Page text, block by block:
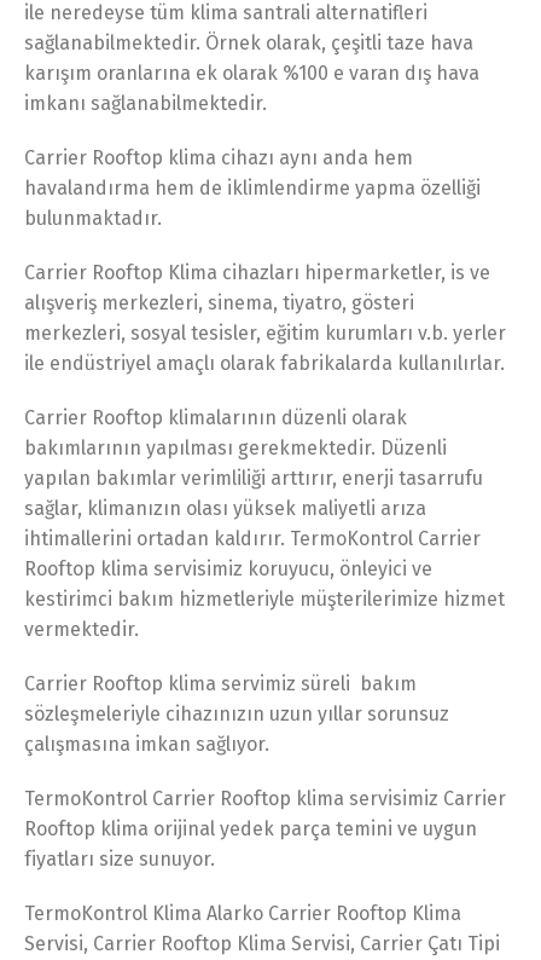
ile neredeyse tüm klima santrali alternatifleri
sağlanabilmektedir. Örnek olarak, çeşitli taze hava
karışım oranlarına ek olarak %100 e varan dış hava
imkanı sağlanabilmektedir.
Carrier Rooftop klima cihazı aynı anda hem
havalandırma hem de iklimlendirme yapma özelliği
bulunmaktadır.
Carrier Rooftop Klima cihazları hipermarketler, is ve
alışveriş merkezleri, sinema, tiyatro, gösteri
merkezleri, sosyal tesisler, eğitim kurumları v.b. yerler
ile endüstriyel amaçlı olarak fabrikalarda kullanılırlar.
Carrier Rooftop klimalarının düzenli olarak
bakımlarının yapılması gerekmektedir. Düzenli
yapılan bakımlar verimliliği arttırır, enerji tasarrufu
sağlar, klimanızın olası yüksek maliyetli arıza
ihtimallerini ortadan kaldırır. TermoKontrol Carrier
Rooftop klima servisimiz koruyucu, önleyici ve
kestirimci bakım hizmetleriyle müşterilerimize hizmet
vermektedir.
Carrier Rooftop klima servimiz süreli bakım
sözleşmeleriyle cihazınızın uzun yıllar sorunsuz
çalışmasına imkan sağlıyor.
TermoKontrol Carrier Rooftop klima servisimiz Carrier
Rooftop klima orijinal yedek parça temini ve uygun
fiyatları size sunuyor.
TermoKontrol Klima Alarko Carrier Rooftop Klima
Servisi, Carrier Rooftop Klima Servisi, Carrier Çatı Tipi